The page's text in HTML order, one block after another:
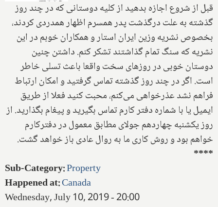
قبل از شروع اجازه بدهيد از كليه دوستانى كه در چند روز
گذشته به علت در‌گذشت پدر همسرم اظهار همدردى كردند،
بخصوص نشريه وزين ايران استار و همكاران خوبم در اين
نشريه كه سنگ تمام گذاشتند تشكر كنم. داشتن چنين
دوستان خوبى در روزهاى سخت واقعا باعث تسلى خاطر
است. اگر در چند روز گذشته تماس گرفتيد و امكان ارتباط
فراهم نشد عذر‌خواهى مى‌كنم‌، محبت كنيد فعلا از طريق
ايميل يا با شماره دفتر كارم تماس بگيريد و پيغام بگذاريد. از
روز يكشنبه چهاردهم جولاى مطابق معمول در دفتركارم
خواهم بود و روش كارى ما به روال عادى باز خواهد گشت.
****
Sub-Category:Property
Happened at:Canada
Wednesday, July 10, 2019 - 20:00